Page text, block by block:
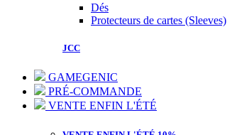
Dés
Protecteurs de cartes (Sleeves)
JCC
GAMEGENIC
PRÉ-COMMANDE
VENTE ENFIN L'ÉTÉ